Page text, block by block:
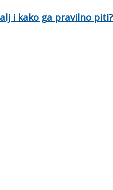
i kako ga pravilno piti?